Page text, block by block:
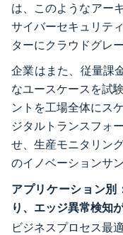
は、このようなアー
サイバーセキュリテ
ターにクラウドグレ
企業はまた、従量課
なユースケースを試
ントを工場全体にス
ジタルトランスフォ
せ、生産モニタリン
のイノベーションサ
アプリケーション別
り、エッジ異常検知
ビジネスプロセス最